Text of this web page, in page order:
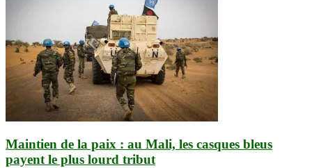
Maintien de la paix : au Mali, les casques bleus
payent le plus lourd tribut